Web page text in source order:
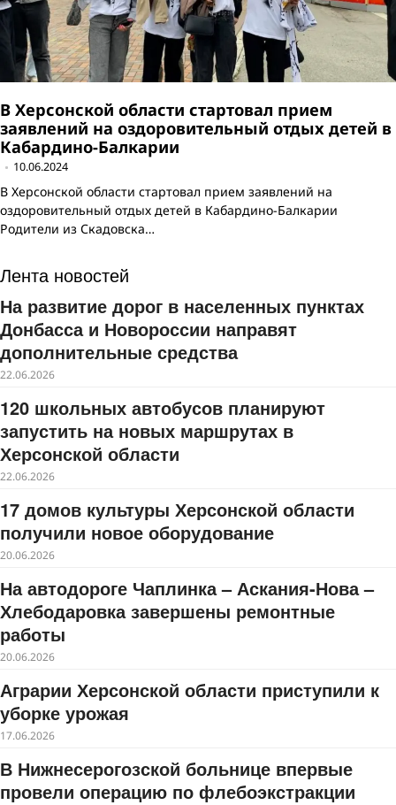
В Херсонской области стартовал прием
заявлений на оздоровительный отдых детей в
Кабардино-Балкарии
10.06.2024
В Херсонской области стартовал прием заявлений на
оздоровительный отдых детей в Кабардино-Балкарии
Родители из Скадовска…
Лента новостей
На развитие дорог в населенных пунктах
Донбасса и Новороссии направят
дополнительные средства
22.06.2026
120 школьных автобусов планируют
запустить на новых маршрутах в
Херсонской области
22.06.2026
17 домов культуры Херсонской области
получили новое оборудование
20.06.2026
На автодороге Чаплинка – Аскания-Нова –
Хлебодаровка завершены ремонтные
работы
20.06.2026
Аграрии Херсонской области приступили к
уборке урожая
17.06.2026
В Нижнесерогозской больнице впервые
провели операцию по флебоэкстракции